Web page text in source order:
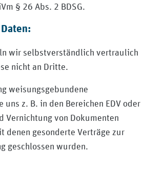
§ 26 Abs. 2 BDSG.
wir selbstverständlich vertraulich
nicht an Dritte.
weisungsgebundene
z. B. in den Bereichen EDV oder
Vernichtung von Dokumenten
denen gesonderte Verträge zur
geschlossen wurden.